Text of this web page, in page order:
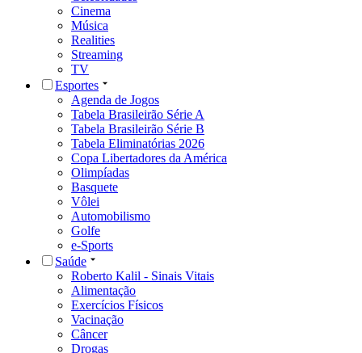
Cinema
Música
Realities
Streaming
TV
Esportes
Agenda de Jogos
Tabela Brasileirão Série A
Tabela Brasileirão Série B
Tabela Eliminatórias 2026
Copa Libertadores da América
Olimpíadas
Basquete
Vôlei
Automobilismo
Golfe
e-Sports
Saúde
Roberto Kalil - Sinais Vitais
Alimentação
Exercícios Físicos
Vacinação
Câncer
Drogas